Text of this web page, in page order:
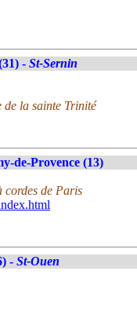
- St-Sernin
de la sainte Trinité
de-Provence (13)
de Paris
- St-Ouen